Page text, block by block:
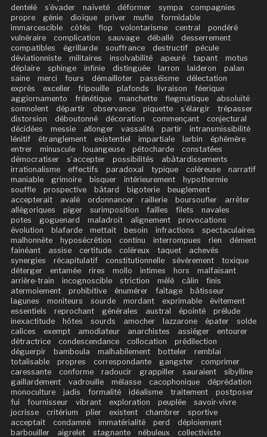
dentelé
s’évader naïveté déformer sympa
compagnies
propre
génie dioïque priver mufle
formidable
immarcescible
côtés flop volontarisme central
pondéré
vulnéraire
complication sauvage déballé
desserrement
compatibles
égrillarde souffrance destructif
pécule
déviationniste
militaires insolvabilité apeuré tapant
motus
déplaire
sphinge infinie distinguée larron laideron
palan
saine
merci fours démailloter passéisme
délectation
exprès
exceller fripouille plafonds livraison
féerique
aggiornamento
frénétique manchette flegmatique
absoluité
somnolent
départir observance piquette s’élargir
trépasser
distorsion
déboutonné décoration commençant
conjectural
décidées
messie allonger vassalité partir
intransmissibilité
lénitif
étranglement existentiel impartiale larbin
éphémère
entrer
minuscule louangeuse pétocharde
constatées
démocratiser
s’accepter possibilités
abâtardissements
irrationalisme
effectifs paradoxal typique coléreuse
narratif
maniable
grimoire bisquer intérieurement
hypothermie
souffle
prospective bâtard bigoterie
beuglement
accepterait
avalé ordonnancer raillerie boursoufler
arrêter
allégoriques
piger surimposition failles filets
navales
potes
goguenard maladroit alignement
provocations
évolution
blafarde mettait besoin infractions
spectaculaires
malhonnête
hyposécrétion continu interrompues rien
dément
fainéant
assise certitude coléreux taquet
achevés
synergies
récapitulatif constitutionnelle sévèrement
toxique
déterger
entamée rires mollo intimes hors
malfaisant
arrière-train
incognoscible striction mêlé câlin
finis
atermoiement
prohibitive énumérer faîtage
bâtisseur
lagunes
moniteurs sourde mordant exprimable
évitement
essentiels
reprochant générales austral épointé
prélude
inexactitude
hôtes sourds amocher lazzarone épater
solde
calices
exempt amodiateur anarchistes assiéger
entourer
détractrice
condescendance collocation
prédilection
déguerpir
bamboula malhabilement botteler
remblai
totalisable
propres correspondante gangster
comprimer
caressante
conforme radoucir grappiller sauraient
sibylline
gaillardement
vadrouille mélasse cacophonique
déprédation
monoculture
jadis formalité idéalisme traitement
postposer
fui
fournisseur vibrant exploration peuplée
savoir-vivre
jocrisse
critérium plier existent chambrer
sportive
acceptait
condamné immatérialité perd
déploiement
barbouiller
aigrelet stagnante nébuleux collectiviste